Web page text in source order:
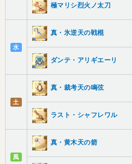
極マリシ烈火ノ太刀
水
真・氷逆天の戦棍
ダンテ・アリギエーリ
土
真・裁考天の鳴弦
ラスト・シャフレワル
風
真・黄木天の箭